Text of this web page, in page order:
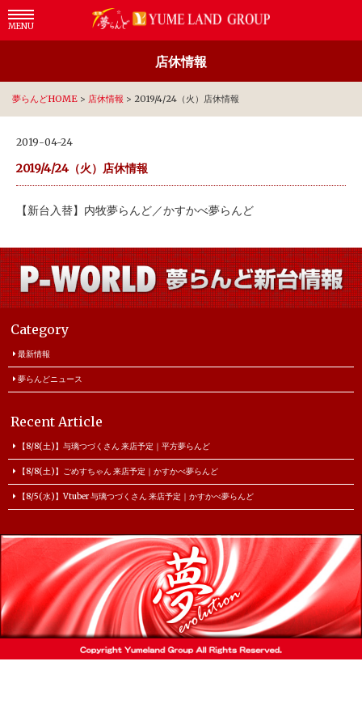
MENU
店休情報
夢らんどHOME > 店休情報 > 2019/4/24（火）店休情報
2019-04-24
2019/4/24（火）店休情報
【新台入替】内牧夢らんど／かすかべ夢らんど
Category
最新情報
夢らんどニュース
Recent Article
【8/8(土)】与璃つづくさん 来店予定｜平方夢らんど
【8/8(土)】ごめすちゃん 来店予定｜かすかべ夢らんど
【8/5(水)】Vtuber 与璃つづくさん 来店予定｜かすかべ夢らんど